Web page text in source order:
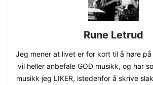
Rune Letrud
Jeg mener at livet er for kort til å høre
vil heller anbefale GOD musikk, og har
musikk jeg LIKER, istedenfor å skrive